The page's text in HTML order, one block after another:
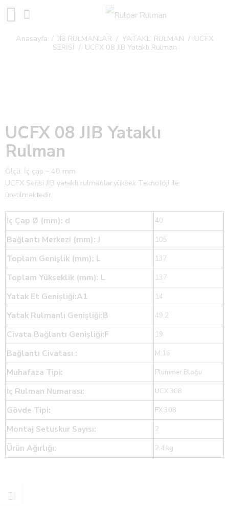
Anasayfa / JIB RULMANLAR / YATAKLI RULMAN / UCFX
SERİSİ / UCFX 08 JIB Yataklı Rulman
UCFX 08 JIB Yataklı
Rulman
Ölçü: İç çap – 40 mm
UCFX Serisi JİB ​​yataklı rulmanlar,yüksek Teknoloji ile
üretilmektedir.
İç Çap Ø (mm): d 40
Bağlantı Merkezi (mm): J 105
Toplam Genişlik (mm): L 137
Toplam Yükseklik (mm): L 137
Yatak Et Genişliği:A1 14
Yatak Rulmanlı Genişliği:B 49.2
Civata Bağlantı Genişliği:F 19
Bağlantı Civatası : M:16
Muhafaza Tipi: Plummer Bloğu
İç Rulman Numarası: UCX 308
Gövde Tipi: FX 308
Montaj Setuskur Sayısı: 2
Ürün Ağırlığı: 2.4 kg